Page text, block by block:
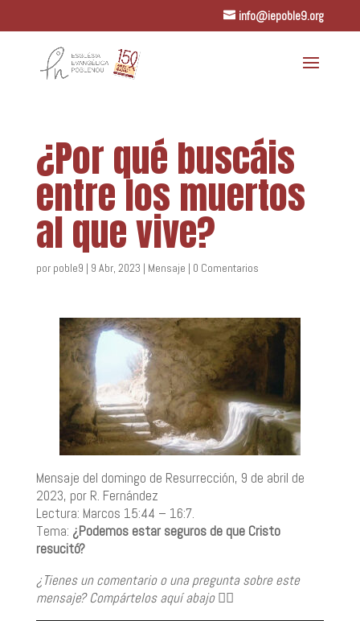
info@iepoble9.org
¿Por qué buscáis
entre los muertos
al que vive?
por poble9 | 9 Abr, 2023 | Mensaje | 0 Comentarios
Mensaje del domingo de Resurrección, 9 de abril de
2023, por R. Fernández
Lectura: Marcos 15:44 – 16:7.
Tema: ¿Podemos estar seguros de que Cristo
resucitó?
¿Tienes un comentario o una pregunta sobre este
mensaje? Compártelos aquí abajo👇🏼